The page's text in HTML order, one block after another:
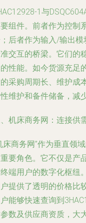
1与
组件。前者作为控制
后者作为输入/输出
交互的桥梁。它们的
性能。如今货源充足
采购周期长、维护成
维护和备件储备，减
机床商务网：连接供
床商务网”作为垂直领
要角色。它不仅是产
端用户的数字化枢纽
提供了透明的价格比
能够快速查询到
数及供应商资质，大